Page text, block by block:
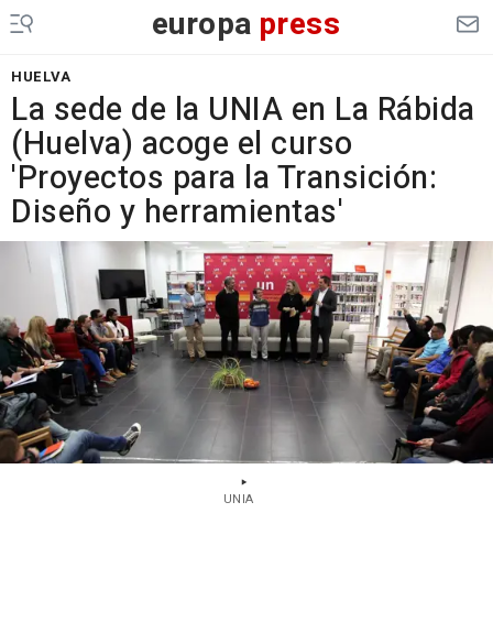
europa press
HUELVA
La sede de la UNIA en La Rábida
(Huelva) acoge el curso
'Proyectos para la Transición:
Diseño y herramientas'
UNIA